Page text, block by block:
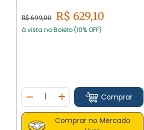
R$ 699,00 R$ 629,10
à vista no Boleto (10% OFF)
Diminuir Quantidade
Quantidade
Adicionar Quantidade
Comprar
Comprar no Mercado